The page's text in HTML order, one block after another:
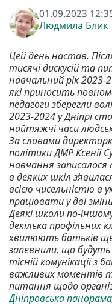
01.09.2023
Людмила Блик
Цей день настав.
тисячі дискусій та
навчальний рік
які приносить
педагоги зберегли
2023-2024 у Дніпрі
найтяжчі часи
За словами
політики ДМР Ксенії
навчання записалося
в деяких шкіл
всією чисельністю в
працювати у дві
Деякі школи по-
декілька профільних
хвилюють батьків
запевнили, що будуть
тісній комунікації
важливих моментів
питання щодо
Дніпровська панорама